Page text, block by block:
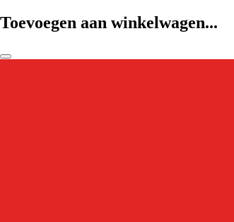
Toevoegen aan winkelwagen...